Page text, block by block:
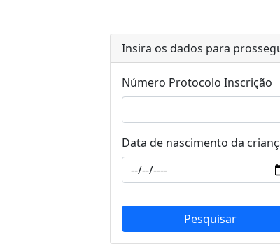
Insira os dados para
Número Protocolo Inscrição
Data de nascimento da
Pesquisar